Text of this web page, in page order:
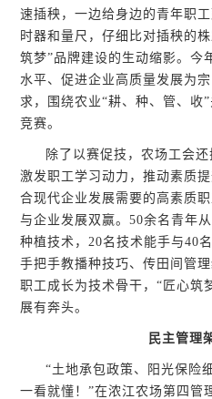
速插秧，一边给身边的青年职
时器和量尺，仔细比对插秧的
筑梦”品牌建设的生动缩影。今
水平、促进企业高质量发展为
求，围绕农业“耕、种、管、收
竞赛。
除了以赛促技，农场工会还
激发职工学习动力，推动素质
合现代企业发展需要的高素质
与企业发展双赢。50余名青年
种植技术，20名技术能手与40
手把手教播种技巧、传田间管
职工成长为技术骨干，“匠心筑
展有奔头。
民主管理
“土地承包政策、阳光保险
一看就懂！”在浓江农场第四管